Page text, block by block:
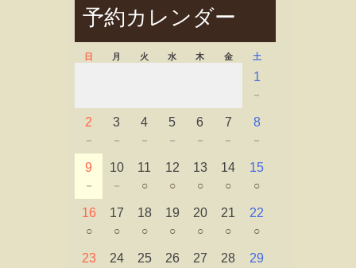
予約カレンダー
日 月 火 水 木 金 土
1
－
2
－
3
－
4
－
5
－
6
－
7
－
8
－
9
－
10
－
11
○
12
○
13
○
14
○
15
○
16
○
17
○
18
○
19
○
20
○
21
○
22
○
23 24 25 26 27 28 29